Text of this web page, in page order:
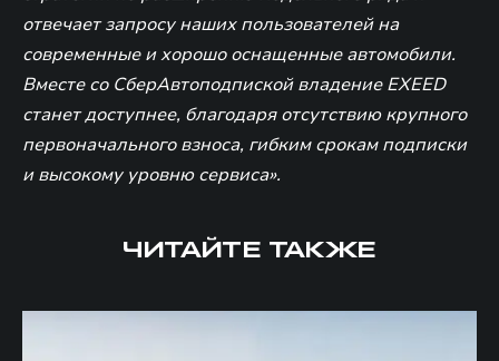
отвечает запросу наших пользователей на
современные и хорошо оснащенные автомобили.
Вместе со СберАвтоподпиской владение EXEED
станет доступнее, благодаря отсутствию крупного
первоначального взноса, гибким срокам подписки
и высокому уровню сервиса».
ЧИТАЙТЕ ТАКЖЕ